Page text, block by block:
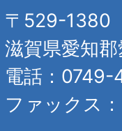
〒529-
滋賀県愛知
電話：0749-
ファックス